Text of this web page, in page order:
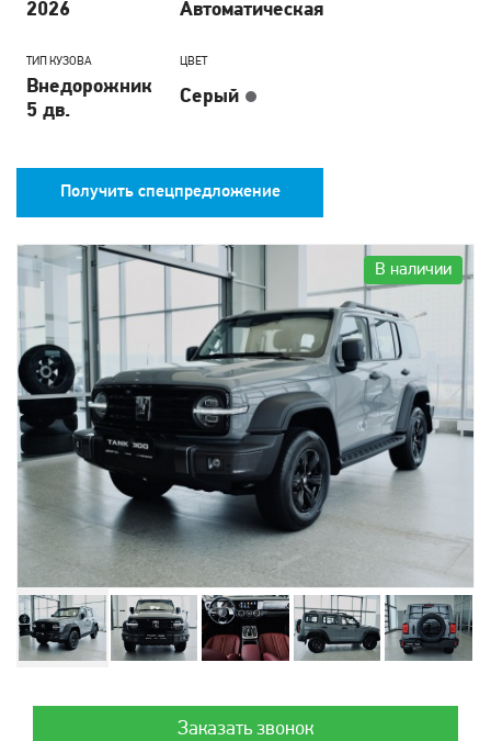
2026 Автоматическая
ТИП КУЗОВА
Внедорожник
5 дв.
ЦВЕТ
Серый
Получить спецпредложение
В наличии
Заказать звонок